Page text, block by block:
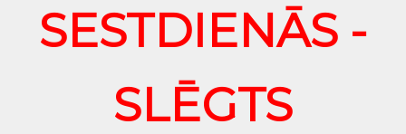
SESTDIENĀS -
SLĒGTS